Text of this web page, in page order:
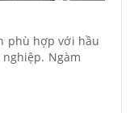
phù hợp với hầu
Ngàm